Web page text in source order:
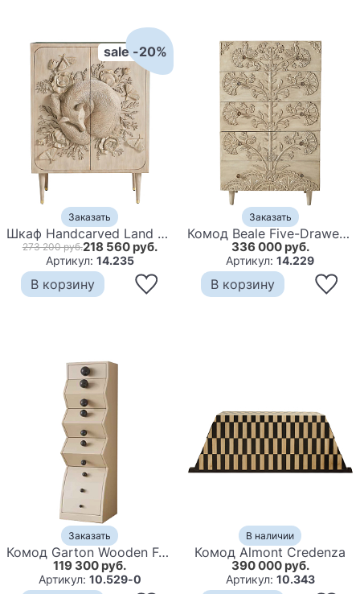
sale -20%
Заказать
Шкаф Handcarved Land & Sky Cabinet
273 200 руб.218 560 руб.
Артикул: 14.235
В корзину
Заказать
Комод Beale Five-Drawer Dresser
336 000 руб.
Артикул:14.229
В корзину
Заказать
Комод Garton Wooden Forms Chest Of Drawers Beige
119 300 руб.
Артикул: 10.529-0
В наличии
Комод Almont Credenza
390 000 руб.
Артикул: 10.343